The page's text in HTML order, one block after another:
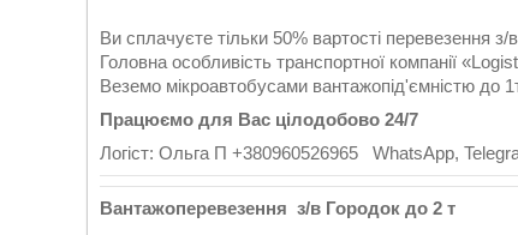
Ви сплачуєте тільки 50% вартості перевезення
Головна особливість транспортної компанії
Веземо мікроавтобусами вантажопід'ємністю до
Працюємо для Вас цілодобово 24/7
Логіст: Ольга П +380960526965 WhatsApp,
Вантажоперевезення з/в Городок до 2 т